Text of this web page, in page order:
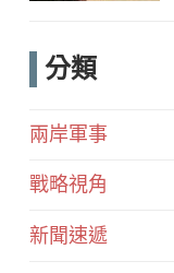
分類
兩岸軍事
戰略視角
新聞速遞